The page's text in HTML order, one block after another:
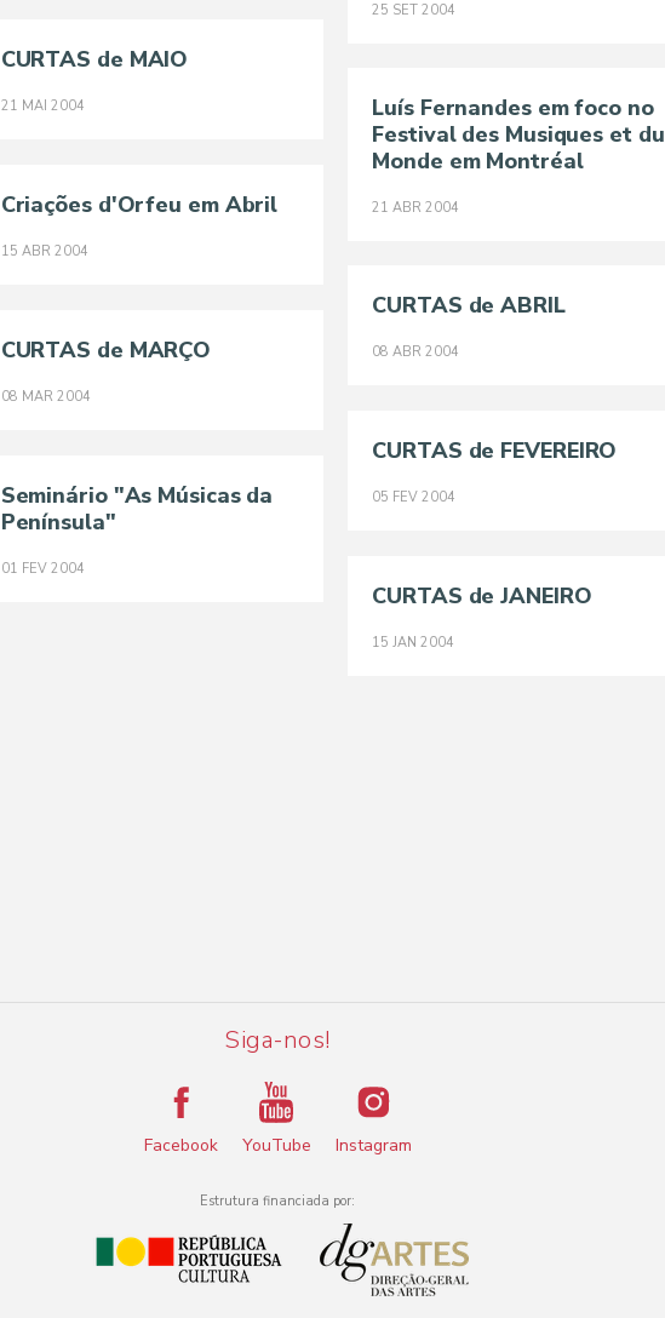
25 SET 2004
CURTAS de MAIO
21 MAI 2004
Luís Fernandes em foco no
Festival des Musiques et du
Monde em Montréal
21 ABR 2004
Criações d'Orfeu em Abril
15 ABR 2004
CURTAS de ABRIL
08 ABR 2004
CURTAS de MARÇO
08 MAR 2004
CURTAS de FEVEREIRO
05 FEV 2004
Seminário "As Músicas da
Península"
01 FEV 2004
CURTAS de JANEIRO
15 JAN 2004
Siga-nos!
Facebook YouTube Instagram
Estrutura financiada por: